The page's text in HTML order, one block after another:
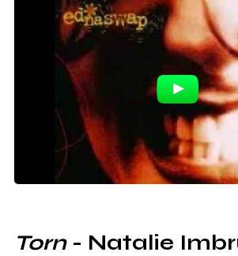
Torn- Natalie